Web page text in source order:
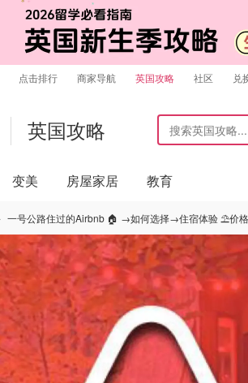
点击排行 商家导航 英国攻略 社区 兑
英国攻略
变美 房屋家居 教育
一号公路住过的Airbnb 🏠 →如何选择→住宿体验 ⛱价